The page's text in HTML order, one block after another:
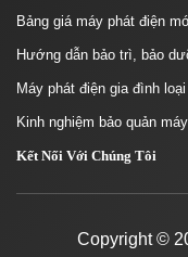
Bảng giá máy phát điện
Hướng dẫn bảo trì, bảo
Máy phát điện gia đình
Kinh nghiệm bảo quản
Kết Nối Với Chúng Tôi
Copyright ©